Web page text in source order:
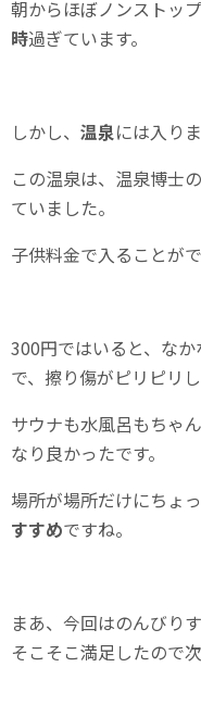
朝からほぼノンストッ
時過ぎています。
しかし、 温泉には入り
この温泉は、温泉博士の
ていました。
子供料金で入ることが
300円ではいると、な
で、擦り傷がピリピリし
サウナも水風呂もちゃ
なり良かったです。
場所が場所だけにちょ
すすめですね。
まあ、今回はのんびり
そこそこ満足したので